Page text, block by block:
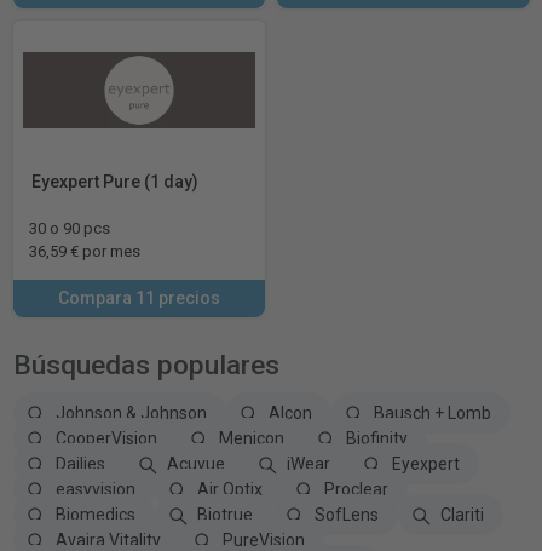
Eyexpert Pure (1 day)
30 o 90 pcs
36,59 € por mes
Compara 11 precios
Búsquedas populares
Johnson & Johnson Alcon
Bausch + Lomb
CooperVision
Menicon
Biofinity
Dailies
Acuvue iWear
Eyexpert
easyvision
Air Optix
Proclear
Biomedics
Biotrue SofLens
Clariti
Avaira Vitality
PureVision